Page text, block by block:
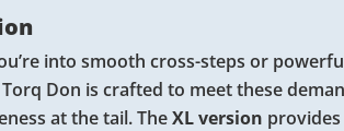
into smooth cross-steps or
Don is crafted to meet these
at the tail. TheXL version